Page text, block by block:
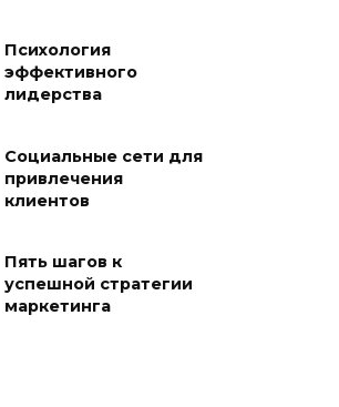
Психология
эффективного
лидерства
Социальные сети для
привлечения
клиентов
Пять шагов к
успешной стратегии
маркетинга